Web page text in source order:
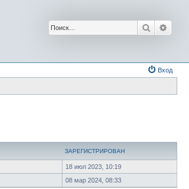
Поиск
Вход
ЗАРЕГИСТРИРОВАН
18 июл 2023, 10:19
08 мар 2024, 08:33